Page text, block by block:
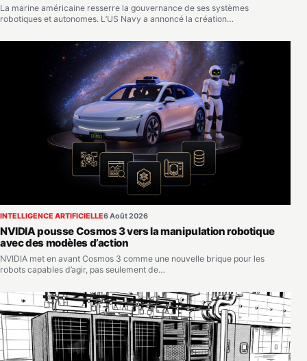
La marine américaine resserre la gouvernance de ses systèmes
robotiques et autonomes. L’US Navy a annoncé la création…
INTELLIGENCE ARTIFICIELLE6 Août 2026
NVIDIA pousse Cosmos 3 vers la manipulation robotique
avec des modèles d’action
NVIDIA met en avant Cosmos 3 comme une nouvelle brique pour les
robots capables d’agir, pas seulement de…